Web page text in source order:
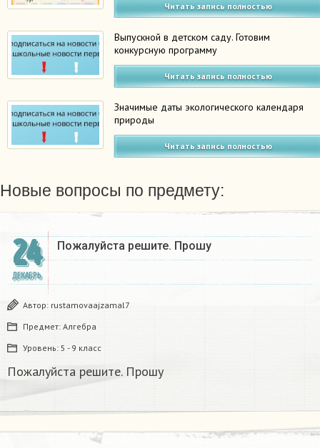
Читать запись полностью
Выпускной в детском саду. Готовим
конкурсную программу
Читать запись полностью
Значимые даты экологического календаря
природы
Читать запись полностью
Новые вопросы по предмету:
24
ДЕКАБРЬ
Пожалуйста решите. Прошу
Автор: rustamovaajzamal7
Предмет: Алгебра
Уровень: 5 - 9 класс
Пожалуйста решите. Прошу